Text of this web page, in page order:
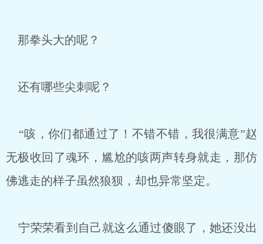
那拳头大的呢？
还有哪些尖刺呢？
“咳，你们都通过了！不错不错，我很满意”赵
无极收回了魂环，尴尬的咳两声转身就走，那仿
佛逃走的样子虽然狼狈，却也异常坚定。
宁荣荣看到自己就这么通过傻眼了，她还没出